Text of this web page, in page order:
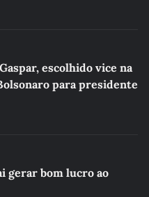
escolhido vice na
para presidente
gerar bom lucro ao